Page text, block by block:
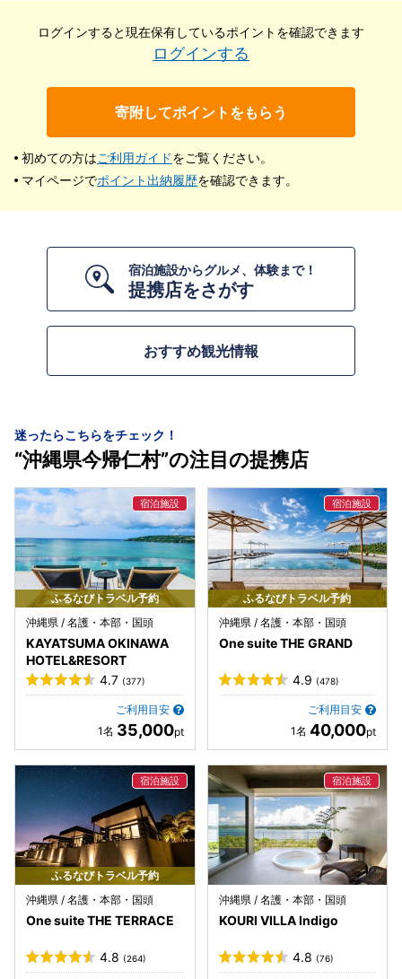
静かな森とレジャーが楽しめる天然のビーチ、今に伝わる伝統文
化、地元の食材を使った食事、隠れ家的で安らぐ旅の宿等々、是
ログインすると現在保有しているポイントを確認できます
ログインする
寄附してポイントをもらう
初めての方はご利用ガイドをご覧ください。
マイページでポイント出納履歴を確認できます。
宿泊施設からグルメ、体験まで！
提携店をさがす
おすすめ観光情報
迷ったらこちらをチェック！
“沖縄県今帰仁村”の注目の提携店
ふるなびトラベル予約
沖縄県 / 名護・本部・国頭
KAYATSUMA OKINAWA
HOTEL&RESORT
4.7 (377)
ご利用目安
35,000
ふるなびトラベル予約
沖縄県 / 名護・本部・国頭
One suite THE GRAND
4.9 (478)
ご利用目安
40,000
ふるなびトラベル予約
沖縄県 / 名護・本部・国頭
One suite THE TERRACE
4.8 (264)
沖縄県 / 名護・本部・国頭
KOURI VILLA Indigo
4.8 (76)